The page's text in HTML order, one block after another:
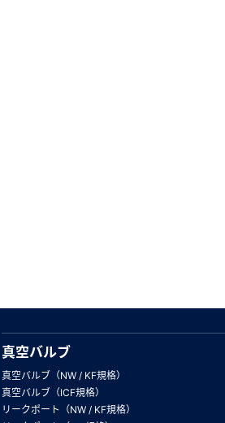
真空バルブ
真空バルブ（NW / KF規格）
真空バルブ（ICF規格）
リークポート（NW / KF規格）